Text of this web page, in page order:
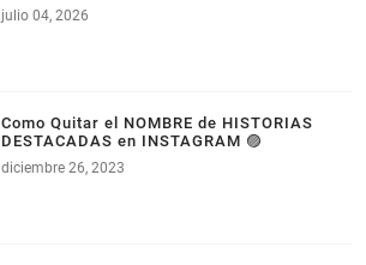
julio 04, 2026
Como Quitar el NOMBRE de HISTORIAS
DESTACADAS en INSTAGRAM 🟣
diciembre 26, 2023